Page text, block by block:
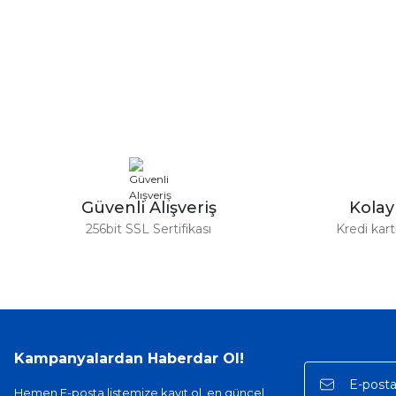
Ürün fiyatı diğer sitelerden daha pahalı.
Bu ürüne benzer farklı alternatifler olmalı.
Güvenli Alışveriş
256bit SSL Sertifikası Kredi
Kampanyalardan Haberdar Ol!
Hemen E-posta listemize kayıt ol, en güncel